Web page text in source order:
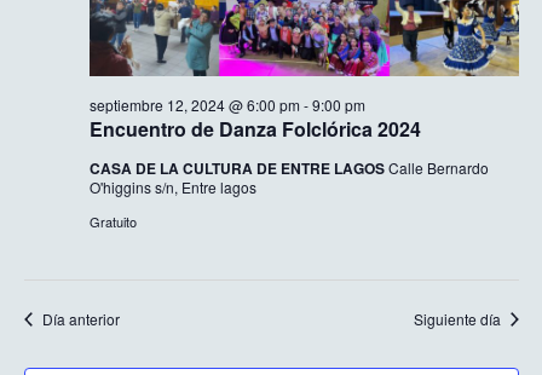
Encuentro de Danza Folclórica 2024
septiembre 12, 2024 @ 6:00 pm -9:00 pm
CASA DE LA CULTURA DE ENTRE LAGOSCalle Bernardo
O'higgins s/n, Entre lagos
Gratuito
Día anterior Siguiente día